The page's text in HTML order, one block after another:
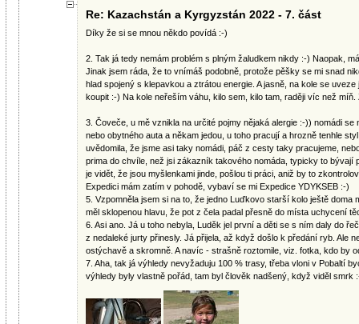
Re: Kazachstán a Kyrgyzstán 2022 - 7. část
Díky že si se mnou někdo povídá :-)
2. Tak já tedy nemám problém s plným žaludkem nikdy :-) Naopak,
Jinak jsem ráda, že to vnímáš podobně, protože pěšky se mi snad
hlad spojený s klepavkou a ztrátou energie. A jasně, na kole se
koupit :-) Na kole neřeším váhu, kilo sem, kilo tam, raději víc než
3. Čoveče, u mě vznikla na určité pojmy nějaká alergie :-)) nomádi
nebo obytného auta a někam jedou, u toho pracují a hrozně tenhle
uvědomila, že jsme asi taky nomádi, páč z cesty taky pracujeme,
prima do chvíle, než jsi zákazník takového nomáda, typicky to bývají
je vidět, že jsou myšlenkami jinde, pošlou ti práci, aniž by to
Expedici mám zatím v pohodě, vybaví se mi Expedice YDYKSEB :-)
5. Vzpomněla jsem si na to, že jedno Luďkovo starší kolo ještě doma
měl sklopenou hlavu, že pot z čela padal přesně do místa uchycení
6. Asi ano. Já u toho nebyla, Luděk jel první a děti se s ním daly do
z nedaleké jurty přinesly. Já přijela, až když došlo k předání ryb. Ale
ostýchavě a skromně. A navíc - strašně roztomile, viz. fotka, kdo by
7. Aha, tak já výhledy nevyžaduju 100 % trasy, třeba vloni v Pobaltí
výhledy byly vlastně pořád, tam byl člověk nadšený, když viděl smrk